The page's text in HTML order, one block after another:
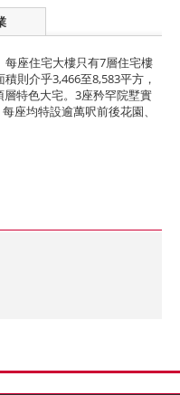
座住宅大樓只有7層住宅樓
則介乎3,466至8,583平方，
特色大宅。3座矜罕院墅實
座均特設逾萬呎前後花園、